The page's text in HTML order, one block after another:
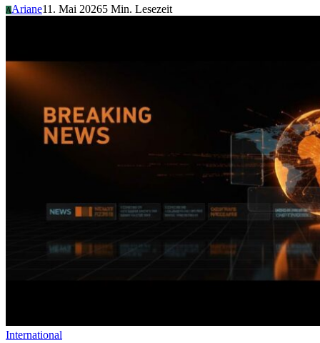
AAriane11. Mai 20265 Min. Lesezeit
International